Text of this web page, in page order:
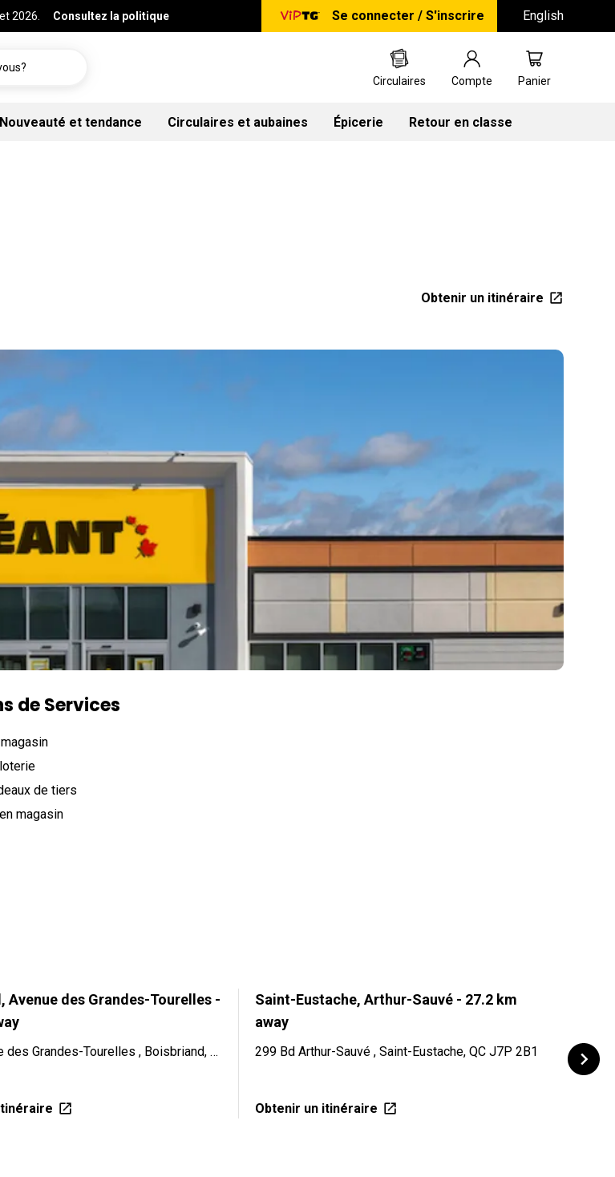
2026. Consultez la politique Se connecter / S'inscrire English
Circulaires Compte Panier
Nouveauté et tendance Circulaires et aubaines Épicerie Retour en classe
Obtenir un itinéraire
de Services
de tiers
magasin
Avenue des Grandes-Tourelles -
2529 Avenue des Grandes-Tourelles , Boisbriand, QC J7H 0A3
Saint-Eustache, Arthur-Sauvé - 27.2 km
away
299 Bd Arthur-Sauvé , Saint-Eustache, QC J7P 2B1
Obtenir un itinéraire